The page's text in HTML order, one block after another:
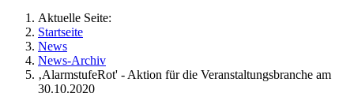
Aktuelle Seite:
Startseite
News
News-Archiv
‚AlarmstufeRot' - Aktion für die Veranstaltungsbranche am
30.10.2020